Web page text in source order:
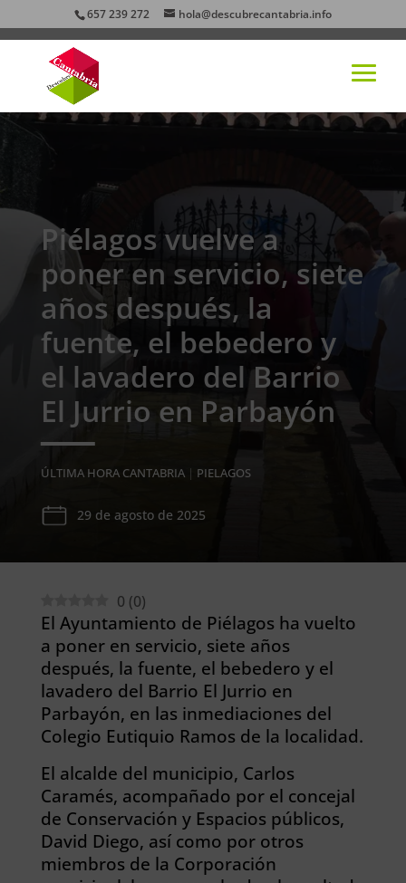
657 239 272 hola@descubrecantabria.info
Piélagos vuelve a
poner en servicio, siete
años después, la
fuente, el bebedero y
el lavadero del Barrio
El Jurrio en Parbayón
ÚLTIMA HORA CANTABRIA| PIELAGOS
29 de agosto de 2025
0 (0)
El Ayuntamiento de Piélagos ha vuelto
a poner en servicio, siete años
después, la fuente, el bebedero y el
lavadero del Barrio El Jurrio en
Parbayón, en las inmediaciones del
Colegio Eutiquio Ramos de la localidad.
El alcalde del municipio, Carlos
Caramés, acompañado por el concejal
de Conservación y Espacios públicos,
David Diego, así como por otros
miembros de la Corporación